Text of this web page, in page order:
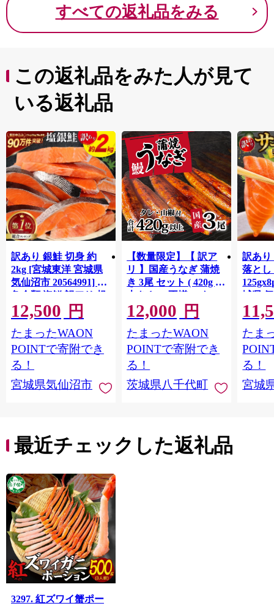
すべての返礼品をみる
この返礼品をみた人が見て
いる返礼品
訳あり 銀鮭 切身 約
2kg [宮城東洋 宮城県
気仙沼市 20564991] 鮭
魚介類 海鮮 訳アリ 規
格外 不揃い さけ サケ
鮭切身 シャケ 切り身
冷凍 家庭用 おかず 弁
当 支援 サーモン 銀鮭
切り身 魚 わけあり
12,500 円
たまったWAON
POINTで寄附でき
る！
宮城県気仙沼市
【数量限定】【 訳ア
リ 】国産うなぎ 蒲焼
き 3尾 セット ( 420g )
大きさ の不揃い タ
レ・山椒付き ウナギ
鰻 ふぞろい 不揃い う
な重 ひつまぶし 人気
茨城 八千代町 ふるさ
と納税 冷凍 [SF951ya]
12,000 円
たまったWAON
POINTで寄附でき
る！
茨城県八千代町
訳あり
落とし
城県
お刺し
生 生
鮭 銀
介
たま
る！
宮城
最近チェックした返礼品
3297. 紅ズワイ蟹ポー